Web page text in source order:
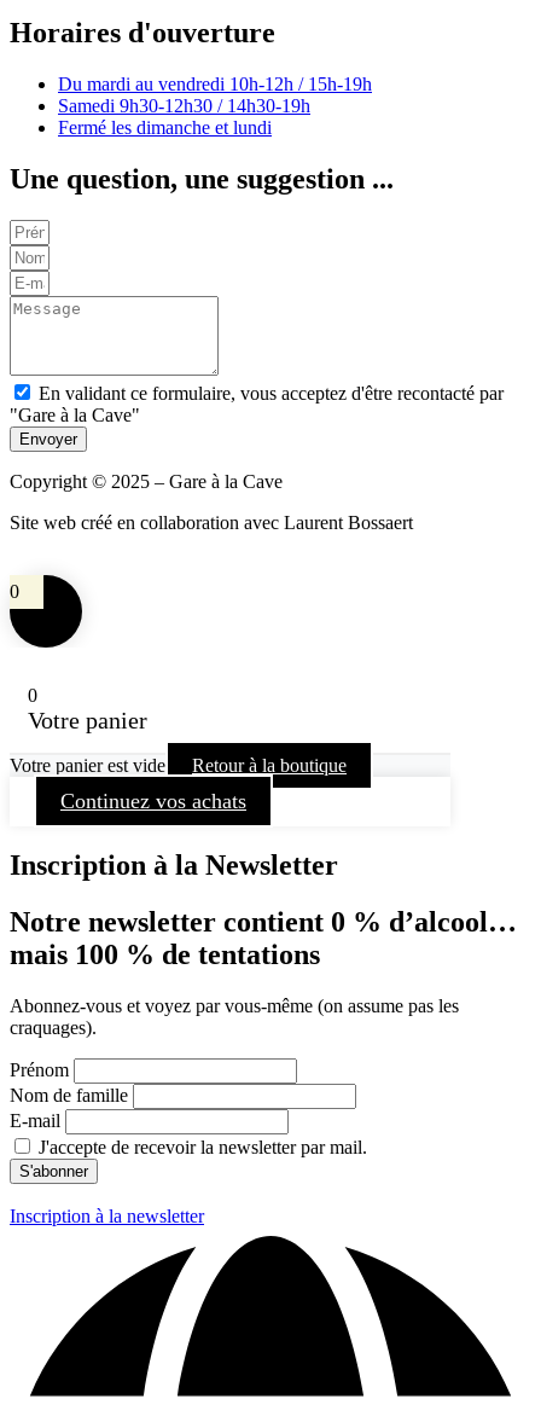
Horaires d'ouverture
Du mardi au vendredi 10h-12h / 15h-19h
Samedi 9h30-12h30 / 14h30-19h
Fermé les dimanche et lundi
Une question, une suggestion ...
En validant ce formulaire, vous acceptez d'être recontacté par
"Gare à la Cave"
Envoyer
Copyright © 2025 – Gare à la Cave
Site web créé en collaboration avec Laurent Bossaert
0
0
Votre panier
Votre panier est vide Retour à la boutique
Continuez vos achats
Inscription à la Newsletter
Notre newsletter contient 0 % d’alcool…
mais 100 % de tentations
Abonnez-vous et voyez par vous-même (on assume pas les
craquages).
Prénom
Nom de famille
E-mail
J'accepte de recevoir la newsletter par mail.
Inscription à la newsletter